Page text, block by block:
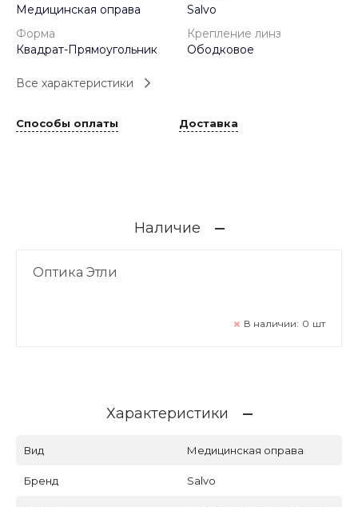
Медицинская оправа
Salvo
Форма
Квадрат-Прямоугольник
Крепление линз
Ободковое
Все характеристики
Способы оплаты Доставка
Наличие
Оптика Этли
В наличии: 0 шт
Характеристики
Вид Медицинская оправа
Бренд Salvo